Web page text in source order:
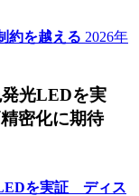
約を越える 2026年
光LEDを実
密化に期待
を実証 ディス